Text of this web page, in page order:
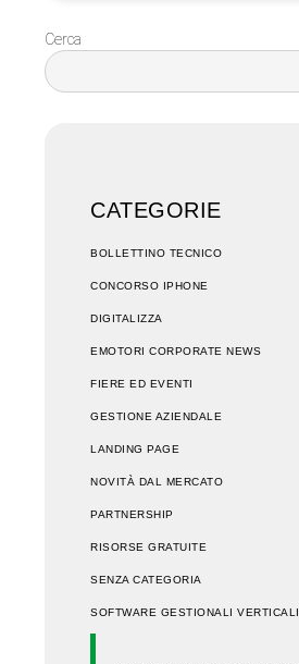
Cerca
CATEGORIE
BOLLETTINO TECNICO
CONCORSO IPHONE
DIGITALIZZA
EMOTORI CORPORATE NEWS
FIERE ED EVENTI
GESTIONE AZIENDALE
LANDING PAGE
NOVITÀ DAL MERCATO
PARTNERSHIP
RISORSE GRATUITE
SENZA CATEGORIA
SOFTWARE GESTIONALI VERTICALI